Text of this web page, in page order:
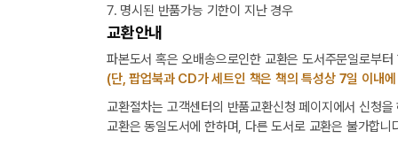
7. 명시된 반품가능 기한이 지난 경우
교환안내
파본도서 혹은 오배송으로인한 교환은 도서주문일로부
(단, 팝업북과 CD가 세트인 책은 책의 특성상 7일 이내
교환절차는 고객센터의 반품교환신청 페이지에서 신청
교환은 동일도서에 한하며, 다른 도서로 교환은 불가합니